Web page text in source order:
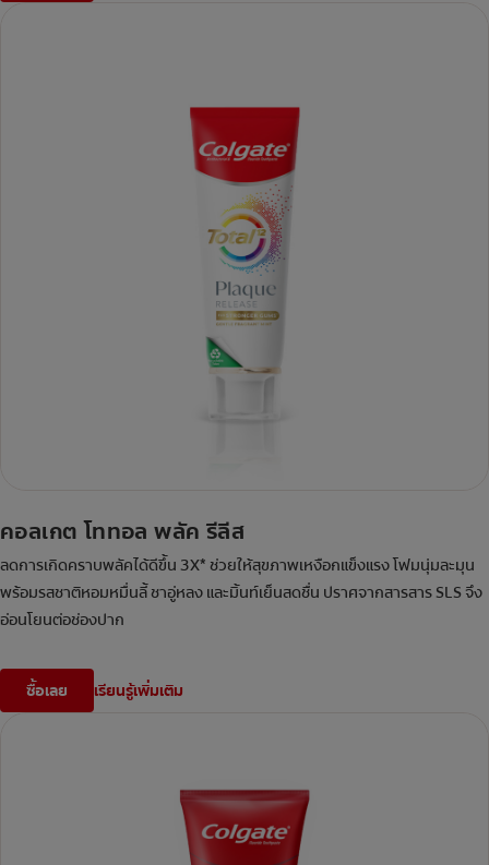
คอลเกต โททอล พลัค รีลีส
ลดการเกิดคราบพลัคได้ดีขึ้น 3X* ช่วยให้สุขภาพเหงือกแข็งแรง โฟมนุ่มละมุน
พร้อมรสชาติหอมหมื่นลี้ ชาอู่หลง และมิ้นท์เย็นสดชื่น ปราศจากสารสาร SLS จึง
อ่อนโยนต่อช่องปาก
ซื้อเลย เรียนรู้เพิ่มเติม